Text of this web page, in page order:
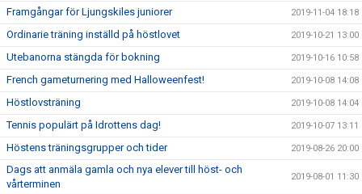
Framgångar för Ljungskiles juniorer 2019-11-04 18:18
Ordinarie träning inställd på höstlovet 2019-10-21 13:00
Utebanorna stängda för bokning 2019-10-16 10:58
French gameturnering med Halloweenfest! 2019-10-08 14:08
Höstlovsträning 2019-10-08 14:04
Tennis populärt på Idrottens dag! 2019-10-07 13:11
Höstens träningsgrupper och tider 2019-08-26 20:00
Dags att anmäla gamla och nya elever till höst- och
vårterminen
2019-08-01 11:30